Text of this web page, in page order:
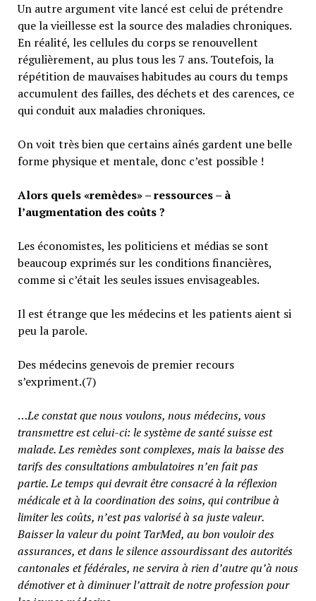
Un autre argument vite lancé est celui de prétendre
que la vieillesse est la source des maladies chroniques.
En réalité, les cellules du corps se renouvellent
régulièrement, au plus tous les 7 ans. Toutefois, la
répétition de mauvaises habitudes au cours du temps
accumulent des failles, des déchets et des carences, ce
qui conduit aux maladies chroniques.
On voit très bien que certains aînés gardent une belle
forme physique et mentale, donc c’est possible !
Alors quels «remèdes» – ressources – à
l’augmentation des coûts ?
Les économistes, les politiciens et médias se sont
beaucoup exprimés sur les conditions financières,
comme si c’était les seules issues envisageables.
Il est étrange que les médecins et les patients aient si
peu la parole.
Des médecins genevois de premier recours
s’expriment.(7)
…Le constat que nous voulons, nous médecins, vous
transmettre est celui-ci: le système de santé suisse est
malade. Les remèdes sont complexes, mais la baisse des
tarifs des consultations ambulatoires n’en fait pas
partie.Le temps qui devrait être consacré à la réflexion
médicale et à la coordination des soins, qui contribue à
limiter les coûts, n’est pas valorisé à sa juste valeur.
Baisser la valeur du point TarMed, au bon vouloir des
assurances, et dans le silence assourdissant des autorités
cantonales et fédérales, ne servira à rien d’autre qu’à nous
démotiver et à diminuer l’attrait de notre profession pour